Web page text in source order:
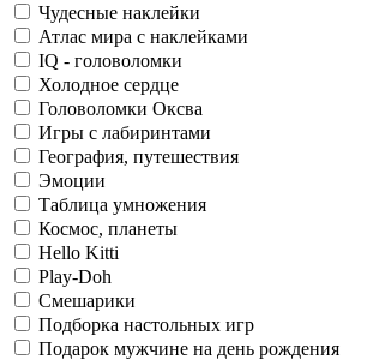
Чудесные наклейки
Атлас мира с наклейками
IQ - головоломки
Холодное сердце
Головоломки Оксва
Игры с лабиринтами
География, путешествия
Эмоции
Таблица умножения
Космос, планеты
Hello Kitti
Play-Doh
Смешарики
Подборка настольных игр
Подарок мужчине на день рождения